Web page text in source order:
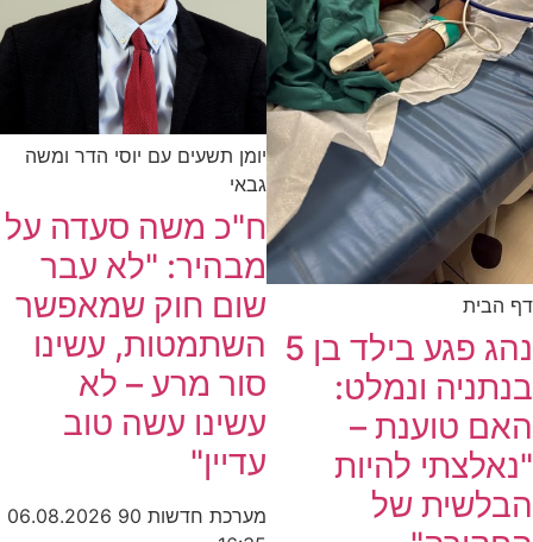
דף הבית
נהג פגע בילד בן 5
בנתניה ונמלט:
האם טוענת –
"נאלצתי להיות
הבלשית של
יומן תשעים עם יוסי הדר ומשה
גבאי
ח"כ משה סעדה על
מבהיר: "לא עבר
שום חוק שמאפשר
השתמטות, עשינו
סור מרע – לא
עשינו עשה טוב
עדיין"
מערכת חדשות 90
06.08.2026